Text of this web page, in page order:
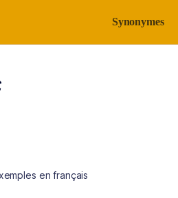
Synonymes
en français